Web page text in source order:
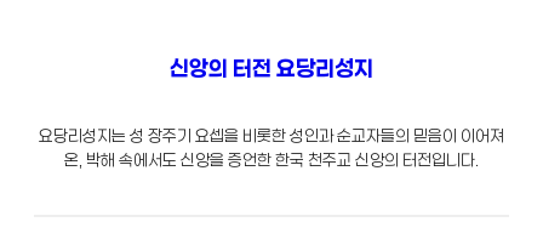
신앙의 터전 요당리성지
요당리성지는 성 장주기 요셉을 비롯한 성인과 순교자들의 믿음이 이어져
온, 박해 속에서도 신앙을 증언한 한국 천주교 신앙의 터전입니다.